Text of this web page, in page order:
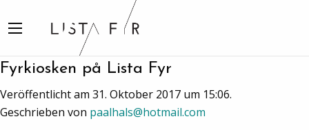
Fyrkiosken på Lista Fyr
Veröffentlicht am 31. Oktober 2017 um 15:06.
Geschrieben von paalhals@hotmail.com